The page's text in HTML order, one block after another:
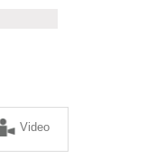
Video